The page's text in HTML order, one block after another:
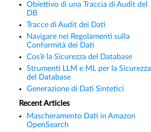
Obiettivo di una Traccia di Audit del
DB
Tracce di Audit dei Dati
Navigare nei Regolamenti sulla
Conformità dei Dati
Cos’è la Sicurezza del Database
Strumenti LLM e ML per la Sicurezza
del Database
Generazione di Dati Sintetici
Recent Articles
Mascheramento Dati in Amazon
OpenSearch